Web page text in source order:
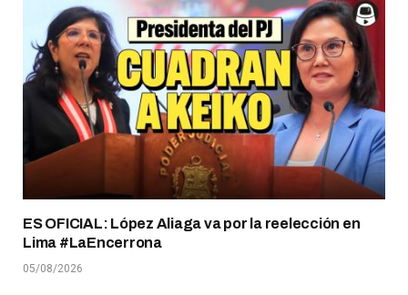
ES OFICIAL: López Aliaga va por la reelección en
Lima #LaEncerrona
05/08/2026